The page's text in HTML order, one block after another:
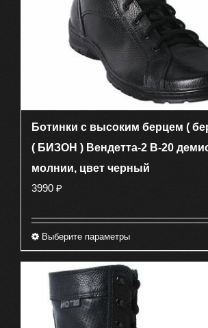
Ботинки с высоким берцем (
( БИЗОН ) Вендетта-2 В-20
молнии, цвет черный
3990 ₽
Выберите параметрыЭтот
имеет
несколько
вариаций.